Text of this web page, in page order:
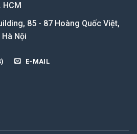
HCM
85 - 87 Hoàng Quốc Việt,
Nội
E-MAIL